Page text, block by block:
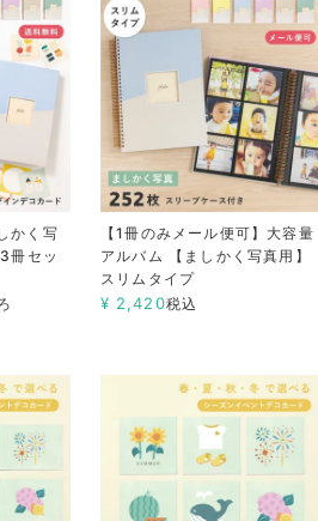
かく写
冊セッ
【1冊のみメール便可】大容量
アルバム 【ましかく写真用】
スリムタイプ
¥ 2,420税込